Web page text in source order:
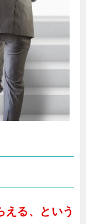
える、という